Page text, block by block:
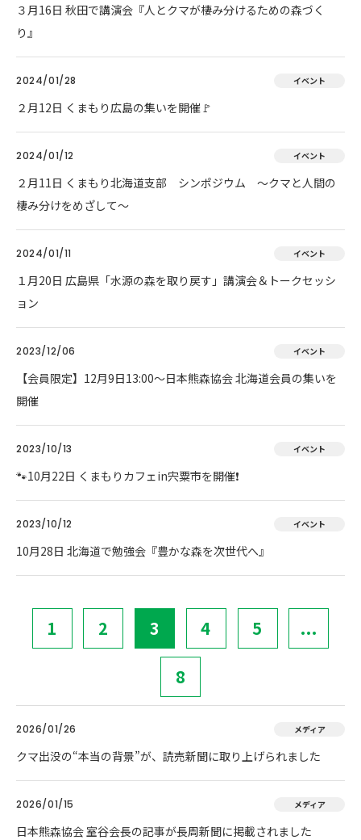
３月16日 秋田で講演会『人とクマが棲み分けるための森づく
り』
2024/01/28 イベント
２月12日 くまもり広島の集いを開催🚩
2024/01/12 イベント
２月11日 くまもり北海道支部 シンポジウム ～クマと人間の
棲み分けをめざして～
2024/01/11 イベント
１月20日 広島県「水源の森を取り戻す」講演会＆トークセッシ
ョン
2023/12/06 イベント
【会員限定】12月9日13:00～日本熊森協会 北海道会員の集いを
開催
2023/10/13 イベント
🐾10月22日 くまもりカフェin宍粟市を開催❗
2023/10/12 イベント
10月28日 北海道で勉強会『豊かな森を次世代へ』
1 2 3 4 5 ...
8
2026/01/26 メディア
クマ出没の“本当の背景”が、読売新聞に取り上げられました
2026/01/15 メディア
日本熊森協会 室谷会長の記事が長周新聞に掲載されました